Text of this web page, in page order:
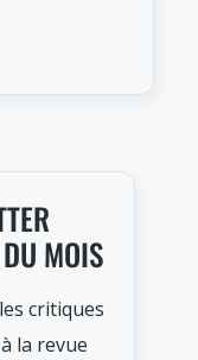
MOIS
critiques
la revue